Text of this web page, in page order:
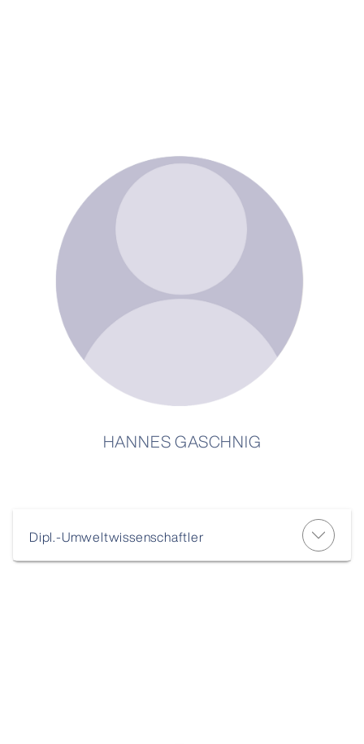
HANNES GASCHNIG
Dipl.-Umweltwissenschaftler